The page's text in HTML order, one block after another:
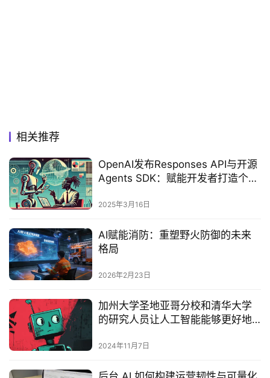
相关推荐
OpenAI发布Responses API与开源
Agents SDK：赋能开发者打造个性
2025年3月16日
AI赋能消防：重塑野火防御的未来
格局
2026年2月23日
加州大学圣地亚哥分校和清华大学
的研究人员让人工智能能够更好地
2024年11月7日